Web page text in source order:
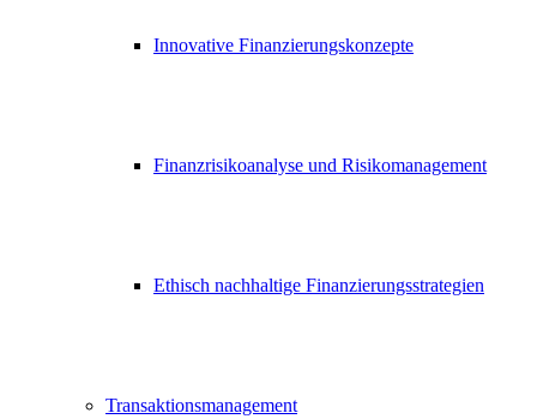
Innovative Finanzierungskonzepte
Finanzrisikoanalyse und Risikomanagement
Ethisch nachhaltige Finanzierungsstrategien
Transaktionsmanagement